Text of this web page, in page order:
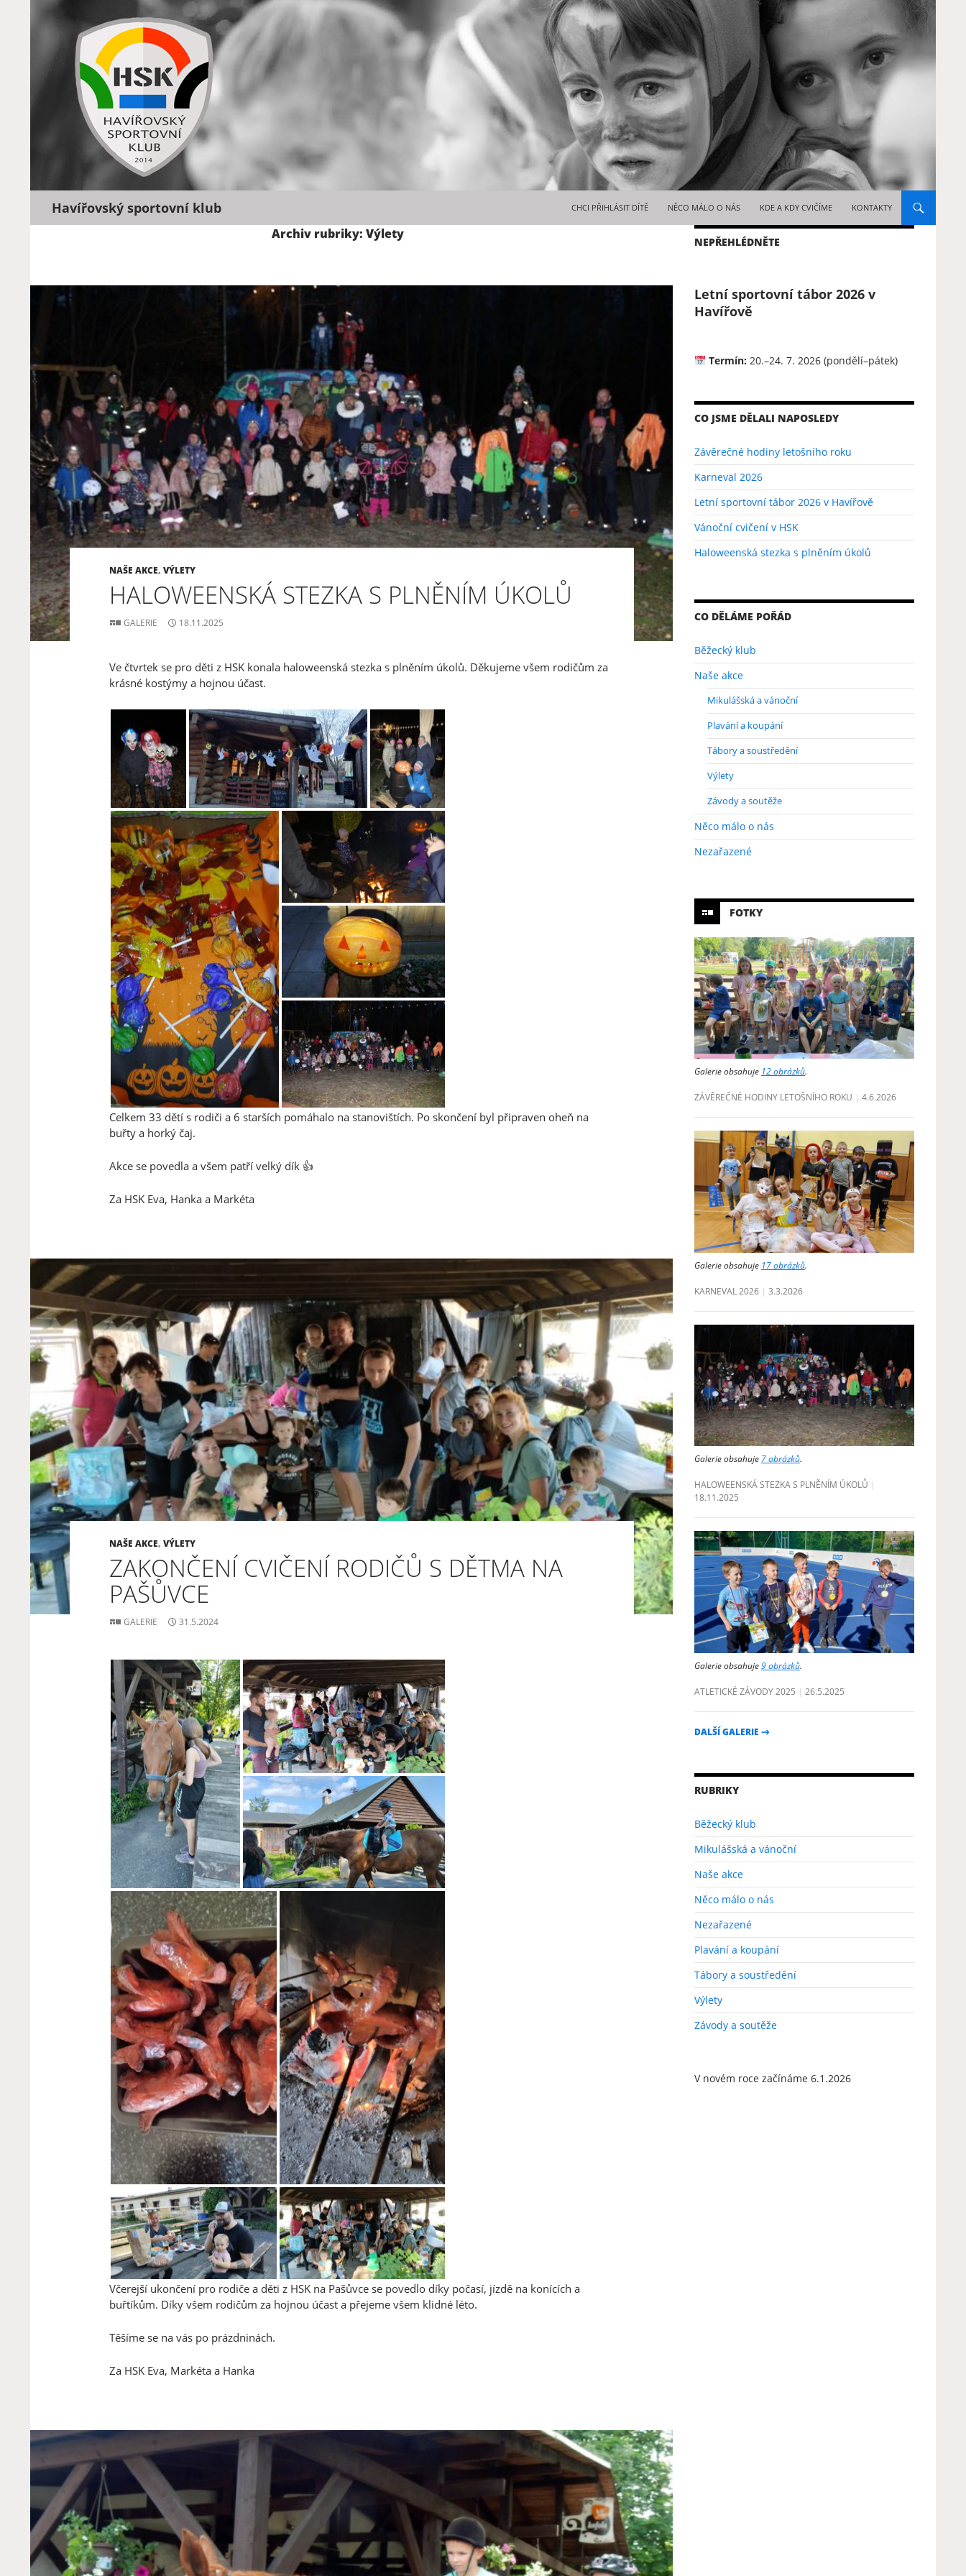
Havířovský sportovní klub CHCI PŘIHLÁSIT DÍTĚ NĚCO MÁLO O NÁS KDE A KDY CVIČÍME KONTAKTY
Archiv rubriky: Výlety
NAŠE AKCE, VÝLETY
HALOWEENSKÁ STEZKA S PLNĚNÍM ÚKOLŮ
GALERIE 18.11.2025
Ve čtvrtek se pro děti z HSK konala haloweenská stezka s plněním úkolů. Děkujeme všem rodičům za
krásné kostýmy a hojnou účast.
Celkem 33 dětí s rodiči a 6 starších pomáhalo na stanovištích. Po skončení byl připraven oheň na
buřty a horký čaj.
Akce se povedla a všem patří velký dík 👍
Za HSK Eva, Hanka a Markéta
NAŠE AKCE, VÝLETY
ZAKONČENÍ CVIČENÍ RODIČŮ S DĚTMA NA
PAŠŮVCE
GALERIE 31.5.2024
Včerejší ukončení pro rodiče a děti z HSK na Pašůvce se povedlo díky počasí, jízdě na konících a
buřtíkům. Díky všem rodičům za hojnou účast a přejeme všem klidné léto.
Těšíme se na vás po prázdninách.
Za HSK Eva, Markéta a Hanka
NEPŘEHLÉDNĚTE
Letní sportovní tábor 2026 v
Havířově
Termín:20.–24. 7. 2026 (pondělí–pátek)
CO JSME DĚLALI NAPOSLEDY
Závěrečné hodiny letošního roku
Karneval 2026
Letní sportovní tábor 2026 v Havířově
Vánoční cvičení v HSK
Haloweenská stezka s plněním úkolů
CO DĚLÁME POŘÁD
Běžecký klub
Naše akce
Mikulášská a vánoční
Plavání a koupání
Tábory a soustředění
Výlety
Závody a soutěže
Něco málo o nás
Nezařazené
FOTKY
Galerie obsahuje 12 obrázků.
ZÁVĚREČNÉ HODINY LETOŠNÍHO ROKU 4.6.2026
Galerie obsahuje 17 obrázků.
KARNEVAL 2026 3.3.2026
Galerie obsahuje 7 obrázků.
HALOWEENSKÁ STEZKA S PLNĚNÍM ÚKOLŮ
18.11.2025
Galerie obsahuje 9 obrázků.
ATLETICKÉ ZÁVODY 2025 26.5.2025
DALŠÍ GALERIE →
RUBRIKY
Běžecký klub
Mikulášská a vánoční
Naše akce
Něco málo o nás
Nezařazené
Plavání a koupání
Tábory a soustředění
Výlety
Závody a soutěže
V novém roce začínáme 6.1.2026